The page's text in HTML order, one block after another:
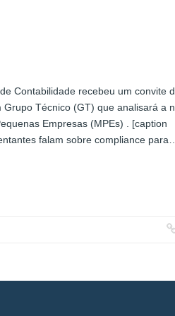
Contabilidade recebeu um convite
Técnico (GT) que analisará a
Empresas (MPEs) . [caption
falam sobre compliance para…